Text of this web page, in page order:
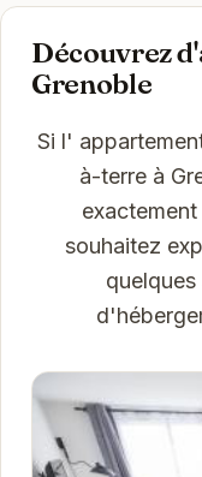
Découvrez
Grenoble
Si l'
à-terre à
souhaitez